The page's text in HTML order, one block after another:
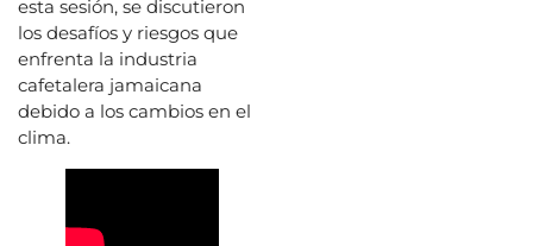
esta sesión, se discutieron
los desafíos y riesgos que
enfrenta la industria
cafetalera jamaicana
debido a los cambios en el
clima.